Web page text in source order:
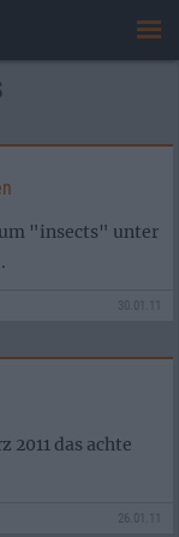
"insects" unter
30.01.11
2011 das achte
26.01.11